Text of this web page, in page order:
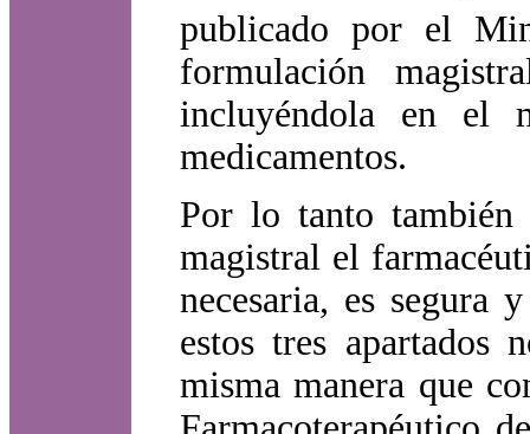
publicado por el
formulación
incluyéndola en el
medicamentos.
Por lo tanto
magistral el
necesaria, es segura
estos tres apartados
misma manera que